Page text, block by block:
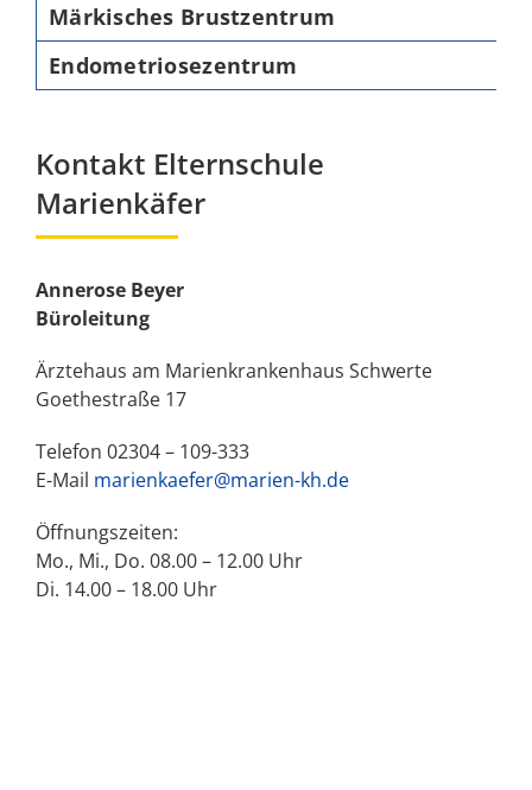
Märkisches Brustzentrum
Endometriosezentrum
Kontakt Elternschule
Marienkäfer
Annerose Beyer
Büroleitung
Ärztehaus am Marienkrankenhaus Schwerte
Goethestraße 17
Telefon 02304 – 109-333
E-Mail marienkaefer@marien-kh.de
Öffnungszeiten:
Mo., Mi., Do. 08.00 – 12.00 Uhr
Di. 14.00 – 18.00 Uhr